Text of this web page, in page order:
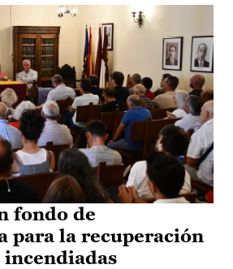
fondo de
para la recuperación
incendiadas